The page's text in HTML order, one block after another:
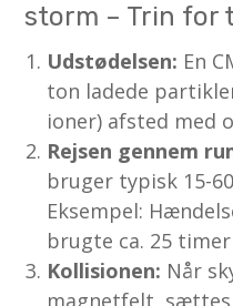
storm – Trin for
Udstødelsen: En
ton ladede
ioner) afsted med
Rejsen gennem
bruger typisk 15-
Eksempel:
brugte ca. 25
Kollisionen: Når